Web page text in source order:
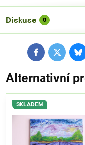
Diskuse 0
FacebookTwitter
Alternativní
SKLADEM